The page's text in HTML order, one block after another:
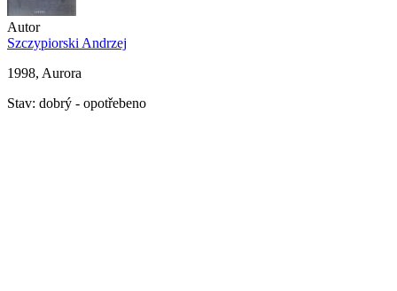
Autor
Szczypiorski Andrzej
1998, Aurora
Stav: dobrý - opotřebeno